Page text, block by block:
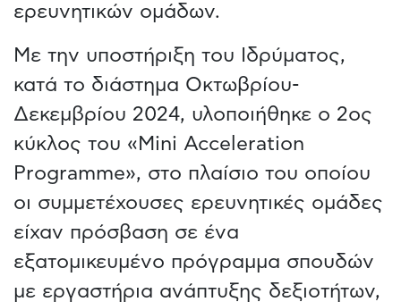
ερευνητικών ομάδων.
Με την υποστήριξη του Ιδρύματος,
κατά το διάστημα Οκτωβρίου-
Δεκεμβρίου 2024, υλοποιήθηκε ο 2ος
κύκλος του «Mini Acceleration
Programme», στο πλαίσιο του οποίου
οι συμμετέχουσες ερευνητικές ομάδες
είχαν πρόσβαση σε ένα
εξατομικευμένο πρόγραμμα σπουδών
με εργαστήρια ανάπτυξης δεξιοτήτων,